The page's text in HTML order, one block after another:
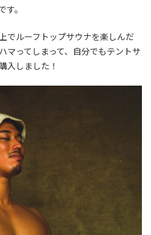
。
でルーフトップサウナを楽しんだ
マってしまって、自分でもテントサ
入しました！